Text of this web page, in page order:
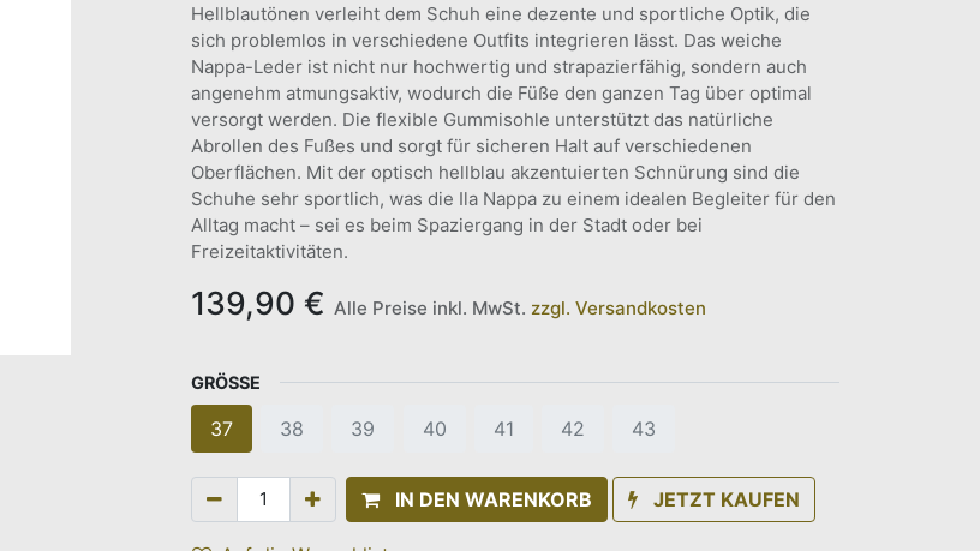
Hellblautönen verleiht dem Schuh eine dezente und sportliche Optik, die
sich problemlos in verschiedene Outfits integrieren lässt. Das weiche
Nappa-Leder ist nicht nur hochwertig und strapazierfähig, sondern auch
angenehm atmungsaktiv, wodurch die Füße den ganzen Tag über optimal
versorgt werden. Die flexible Gummisohle unterstützt das natürliche
Abrollen des Fußes und sorgt für sicheren Halt auf verschiedenen
Oberflächen. Mit der optisch hellblau akzentuierten Schnürung sind die
Schuhe sehr sportlich, was die Ila Nappa zu einem idealen Begleiter für den
Alltag macht – sei es beim Spaziergang in der Stadt oder bei
Freizeitaktivitäten.
139,90 € Alle Preise inkl. MwSt. zzgl. Versandkosten
GRÖSSE
37 38 39 40 41 42 43
IN DEN WARENKORB JETZT KAUFEN